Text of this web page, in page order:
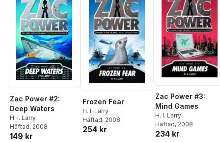
Zac Power #2:
Deep Waters
H. I. Larry
Häftad, 2008
149 kr
Frozen Fear
H. I. Larry
Häftad, 2008
254 kr
Zac Power #3:
Mind Games
H. I. Larry
Häftad, 2008
234 kr